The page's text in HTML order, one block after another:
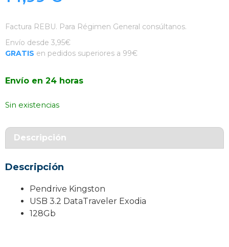
Factura REBU. Para Régimen General consúltanos.
Envío desde 3,95€
GRATIS en pedidos superiores a 99€
Envío en 24 horas
Sin existencias
Descripción
Descripción
Pendrive Kingston
USB 3.2 DataTraveler Exodia
128Gb